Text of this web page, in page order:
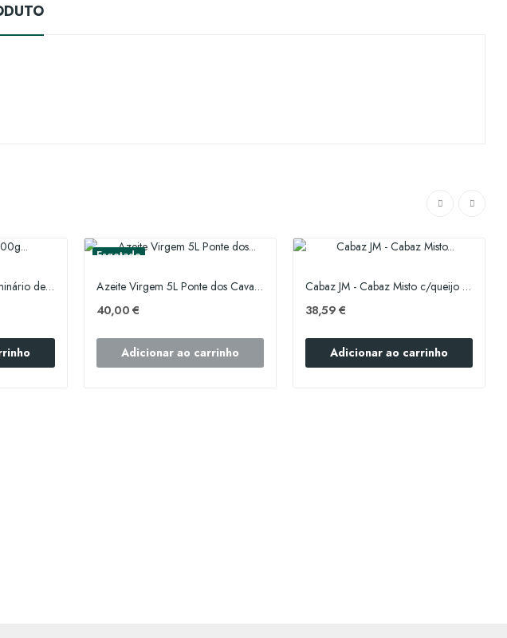
Mel Solidário 500g Seminário de Gouveia
Esgotado
Azeite Virgem 5L Ponte dos Cavaleiros
40,00 €
Adicionar ao carrinho
Cabaz JM - Cabaz Misto c/queijo Mistura
38,59 €
Adicionar ao carrinho